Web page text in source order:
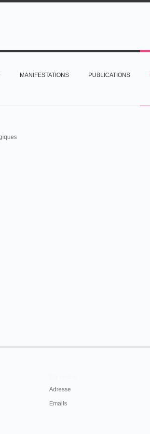
MANIFESTATIONS PUBLICATIONS
Adresse
Emails